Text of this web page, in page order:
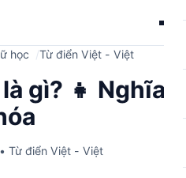
học Từ điển Việt - Việt
gì? 👧 Nghĩa,
• Từ điển Việt - Việt